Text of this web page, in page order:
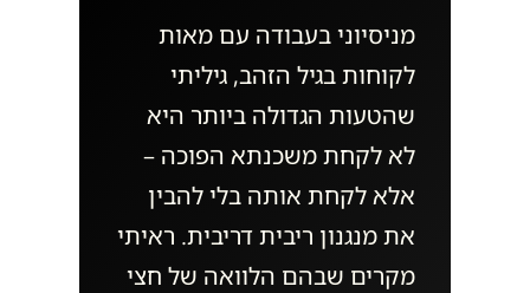
מניסיוני בעבודה עם מאות
לקוחות בגיל הזהב, גיליתי
שהטעות הגדולה ביותר היא
לא לקחת משכנתא הפוכה –
אלא לקחת אותה בלי להבין
את מנגנון ריבית דריבית. ראיתי
מקרים שבהם הלוואה של חצי